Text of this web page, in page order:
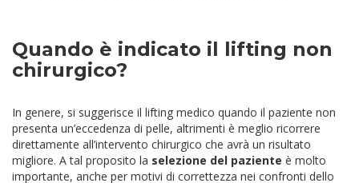
Quando è indicato il lifting non
chirurgico?
In genere, si suggerisce il lifting medico quando il paziente non
presenta un’eccedenza di pelle, altrimenti è meglio ricorrere
direttamente all’intervento chirurgico che avrà un risultato
migliore. A tal proposito la selezione del paziente è molto
importante, anche per motivi di correttezza nei confronti dello